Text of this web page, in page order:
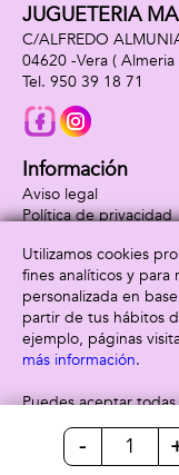
-
JUGUETERIA
C/ALFREDO
04620 -Vera ( Almeria
950 39 18 71
Información
Aviso legal
Política de privacidad
Formas de pago
Utilizamos cookies
fines analíticos y
personalizada en
partir de tus hábitos
ejemplo, páginas
más información.
Puedes aceptar
botón “Aceptar” o
uso clicando
AQUÍ